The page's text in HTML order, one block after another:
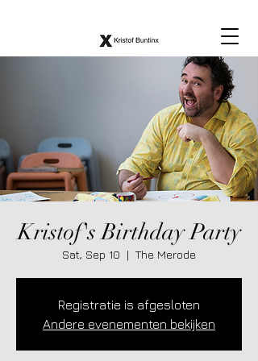
Kristof's Birthday Party
Sat, Sep 10
  |
The Merode
Registratie is afgesloten
Andere evenementen bekijken